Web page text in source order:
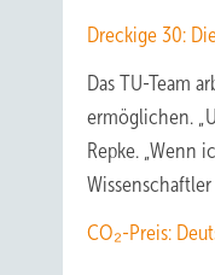
Dreckige 30:
Das TU-Team
ermöglichen.
Repke. „Wenn
Wissenschaftler
CO₂-Preis: